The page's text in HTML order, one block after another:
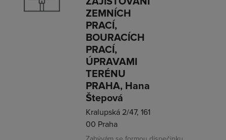
ZEMNÍCH
PRACÍ,
BOURACÍCH
PRACÍ,
ÚPRAVAMI
TERÉNU
PRAHA, Hana
Štepová
Kralupská 2/47, 161
00 Praha